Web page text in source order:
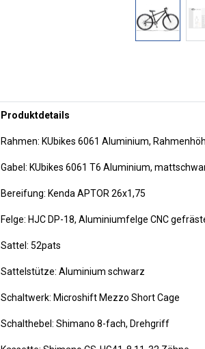
Produktdetails
Rahmen: KUbikes 6061 Aluminium,
Gabel: KUbikes 6061 T6 Aluminium,
Bereifung: Kenda APTOR 26x1,75
Felge: HJC DP-18, Aluminiumfelge CNC
Sattel: 52pats
Sattelstütze: Aluminium schwarz
Schaltwerk: Microshift Mezzo Short Cage
Schalthebel: Shimano 8-fach, Drehgriff